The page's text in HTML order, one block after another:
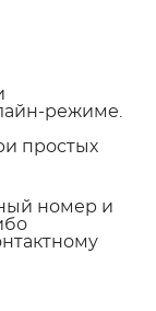
режиме.
простых
номер и